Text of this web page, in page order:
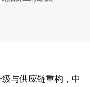
与供应链重构，中